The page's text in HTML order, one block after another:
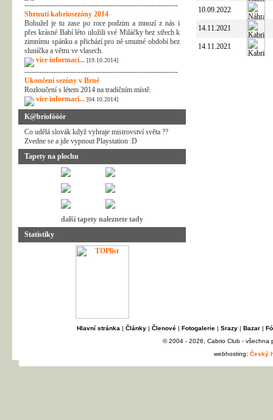
---------------------------------------------------------------
Shrnutí kabriosezóny 2014
Bohužel je tu zase po roce podzim a mnozí z nás i
přes krásné Babí léto uložili své Miláčky bez střech k
zimnímu spánku a přichází pro ně smutné období bez
sluníčka a větru ve vlasech.
více informací... [19.10.2014]
---------------------------------------------------------------
Ukončení sezóny v Brně
Rozloučení s létem 2014 na tradičním místě.
více informací... [04.10.2014]
K@briofóóór
Co udělá slovák když vyhraje mistrovství světa ??
Zvedne se a jde vypnout Playstation :D
Tapety na plochu
další tapety naleznete tady
Statistiky
10.09.2022
14.11.2021
14.11.2021
Hlavní stránka | Články| Členové| Fotogalerie| Srazy| Bazar|
© 2004 - 2026, Cabrio Club - všechna
webhosting: Český